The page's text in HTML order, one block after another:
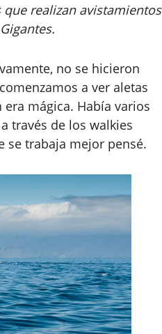
realizan avistamientos
no se hicieron
a ver aletas
mágica. Había varios
través de los walkies
se trabaja mejor pensé.